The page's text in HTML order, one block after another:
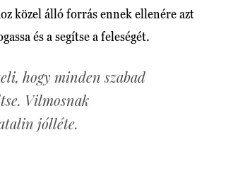
közel álló forrás ennek ellenére azt
és a segítse a feleségét.
hogy minden szabad
Vilmosnak
jólléte.